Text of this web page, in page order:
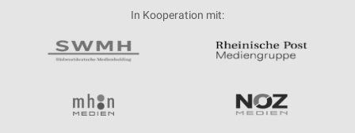
In Kooperation mit: